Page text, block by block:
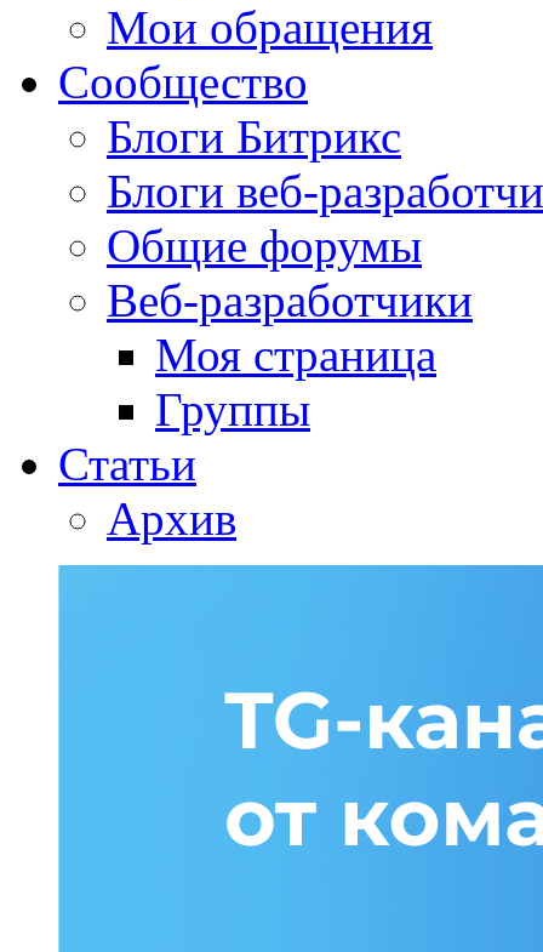
Мои обращения
Сообщество
Блоги Битрикс
Блоги веб-
Общие форумы
Веб-разработчики
Моя страница
Группы
Статьи
Архив